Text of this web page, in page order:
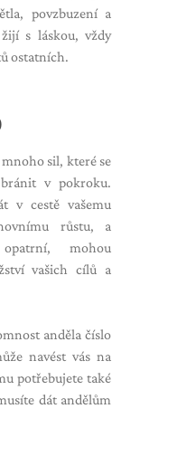
povzbuzení a
s láskou, vždy
ostatních.
sil, které se
v pokroku.
v cestě vašemu
růstu, a
mohou
vašich cílů a
anděla číslo
navést vás na
potřebujete také
dát andělům